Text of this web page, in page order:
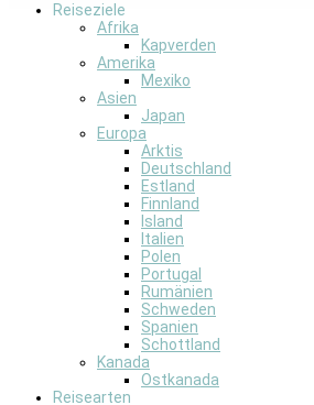
Reiseziele
Afrika
Kapverden
Amerika
Mexiko
Asien
Japan
Europa
Arktis
Deutschland
Estland
Finnland
Island
Italien
Polen
Portugal
Rumänien
Schweden
Spanien
Schottland
Kanada
Ostkanada
Reisearten